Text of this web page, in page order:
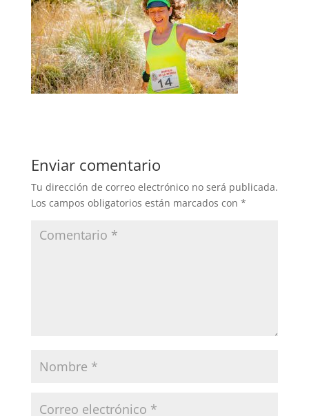
Enviar comentario
Tu dirección de correo electrónico no será publicada.
Los campos obligatorios están marcados con *